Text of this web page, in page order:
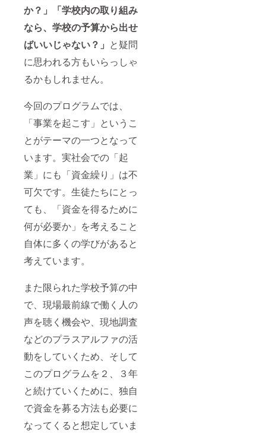
か？」「学校内の取り組み
なら、学校の予算から出せ
ばいいじゃない？」 と疑問
に思われる方もいらっしゃ
るかもしれません。
今回のプログラムでは、
「事業を起こす」というこ
とがテーマの一つとなって
います。実社会での「起
業」にも「資金繰り」は不
可欠です。生徒たちにとっ
ても、「資金を得るために
何が必要か」を考えること
自体に多くの学びがあると
考えています。
また限られた学校予算の中
で、現場最前線で働く人の
声を聴く機会や、現地調査
などのプラスアルファの活
動をしていくため、そして
このプログラムを２、３年
と続けていくために、独自
で資金を募る方法も必要に
なってくると想定していま